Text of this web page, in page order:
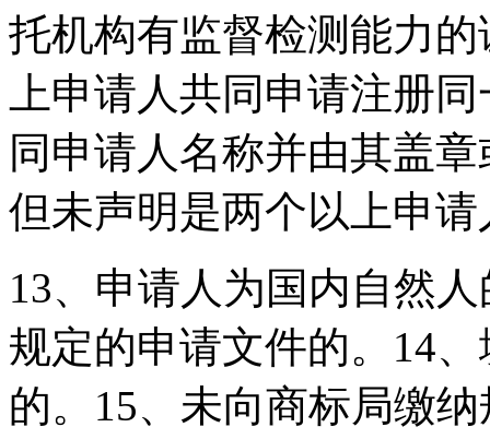
托机构有监督检测能力
上申请人共同申请注册
同申请人名称并由其盖
但未声明是两个以上申
13、申请人为国内自然
规定的申请文件的。14
的。15、未向商标局缴